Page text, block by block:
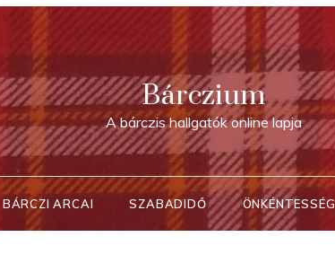
Bárczium
A bárczis hallgatók online lapja
BÁRCZI ARCAI SZABADIDŐ ÖNKÉNTESSÉG